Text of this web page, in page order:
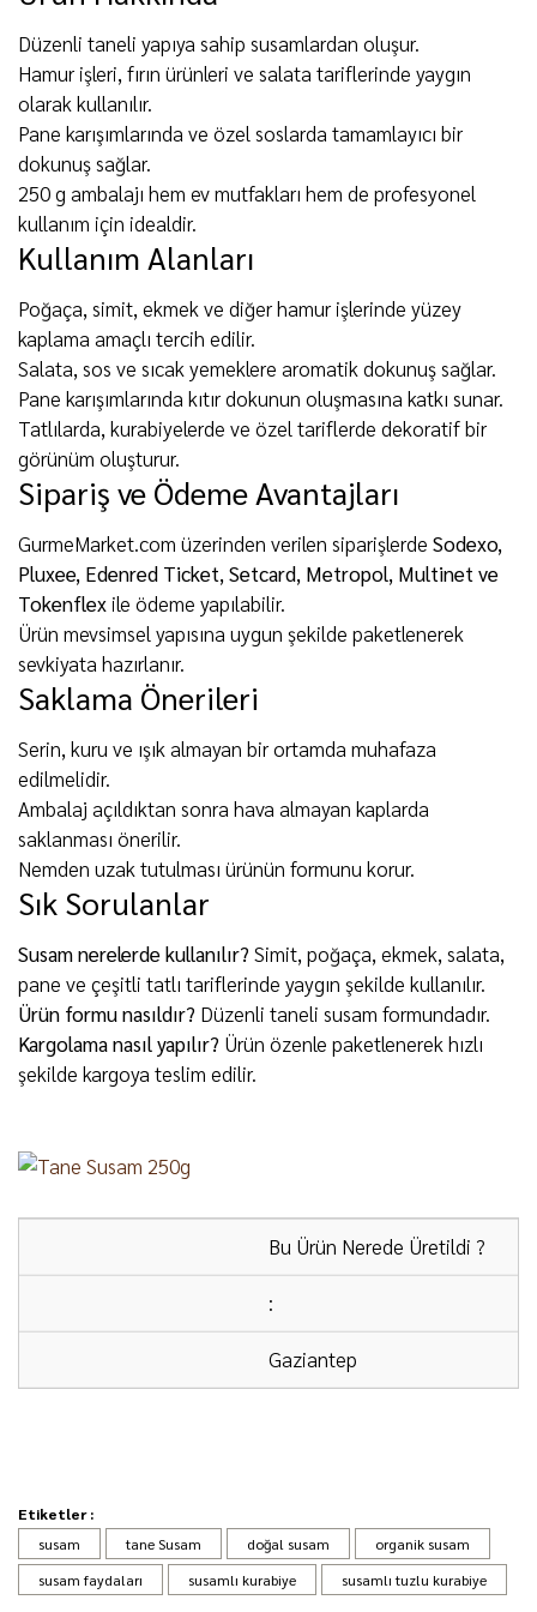
Düzenli taneli yapıya sahip susamlardan oluşur.
Hamur işleri, fırın ürünleri ve salata tariflerinde yaygın
olarak kullanılır.
Pane karışımlarında ve özel soslarda tamamlayıcı bir
dokunuş sağlar.
250 g ambalajı hem ev mutfakları hem de profesyonel
kullanım için idealdir.
Kullanım Alanları
Poğaça, simit, ekmek ve diğer hamur işlerinde yüzey
kaplama amaçlı tercih edilir.
Salata, sos ve sıcak yemeklere aromatik dokunuş sağlar.
Pane karışımlarında kıtır dokunun oluşmasına katkı sunar.
Tatlılarda, kurabiyelerde ve özel tariflerde dekoratif bir
görünüm oluşturur.
Sipariş ve Ödeme Avantajları
GurmeMarket.com üzerinden verilen siparişlerde Sodexo,
Pluxee, Edenred Ticket, Setcard, Metropol, Multinet ve
Tokenflex ile ödeme yapılabilir.
Ürün mevsimsel yapısına uygun şekilde paketlenerek
sevkiyata hazırlanır.
Saklama Önerileri
Serin, kuru ve ışık almayan bir ortamda muhafaza
edilmelidir.
Ambalaj açıldıktan sonra hava almayan kaplarda
saklanması önerilir.
Nemden uzak tutulması ürünün formunu korur.
Sık Sorulanlar
Susam nerelerde kullanılır? Simit, poğaça, ekmek, salata,
pane ve çeşitli tatlı tariflerinde yaygın şekilde kullanılır.
Ürün formu nasıldır? Düzenli taneli susam formundadır.
Kargolama nasıl yapılır? Ürün özenle paketlenerek hızlı
şekilde kargoya teslim edilir.
Bu Ürün Nerede Üretildi ?
:
Gaziantep
çok kaliteli
susamı oldukça taze ve lezzetli. Ayrıca, çok yönlü bir
kargo ücretsizdir.
KARGO FİRMASI:Ürünlerimiz DHL Kargo ile
gönderilmektedir.
Etiketler :
susam
tane Susam doğal susam
organik susam
susam faydaları
susamlı kurabiye susamlı tuzlu kurabiye